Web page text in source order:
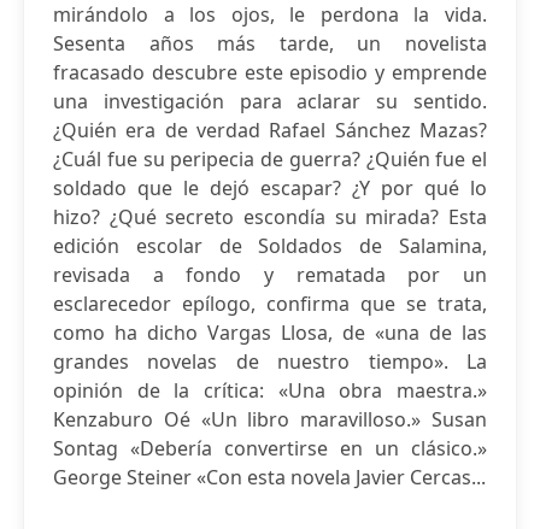
mirándolo a los ojos, le perdona la vida.
Sesenta años más tarde, un novelista
fracasado descubre este episodio y emprende
una investigación para aclarar su sentido.
¿Quién era de verdad Rafael Sánchez Mazas?
¿Cuál fue su peripecia de guerra? ¿Quién fue el
soldado que le dejó escapar? ¿Y por qué lo
hizo? ¿Qué secreto escondía su mirada? Esta
edición escolar de Soldados de Salamina,
revisada a fondo y rematada por un
esclarecedor epílogo, confirma que se trata,
como ha dicho Vargas Llosa, de «una de las
grandes novelas de nuestro tiempo». La
opinión de la crítica: «Una obra maestra.»
Kenzaburo Oé «Un libro maravilloso.» Susan
Sontag «Debería convertirse en un clásico.»
George Steiner «Con esta novela Javier Cercas...